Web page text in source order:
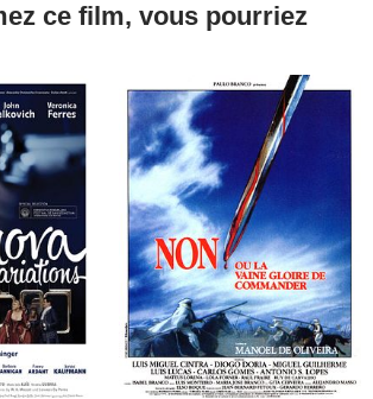
ce film, vous pourriez